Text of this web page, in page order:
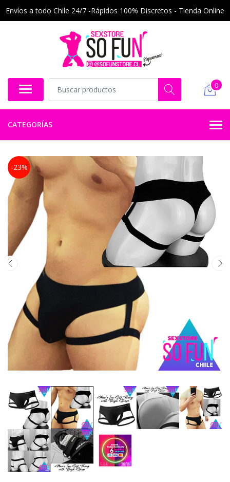
Envíos a todo Chile 24/7 -Rápidos 100% Discretos - Tienda Online
0
CATEGORÍAS
-23%